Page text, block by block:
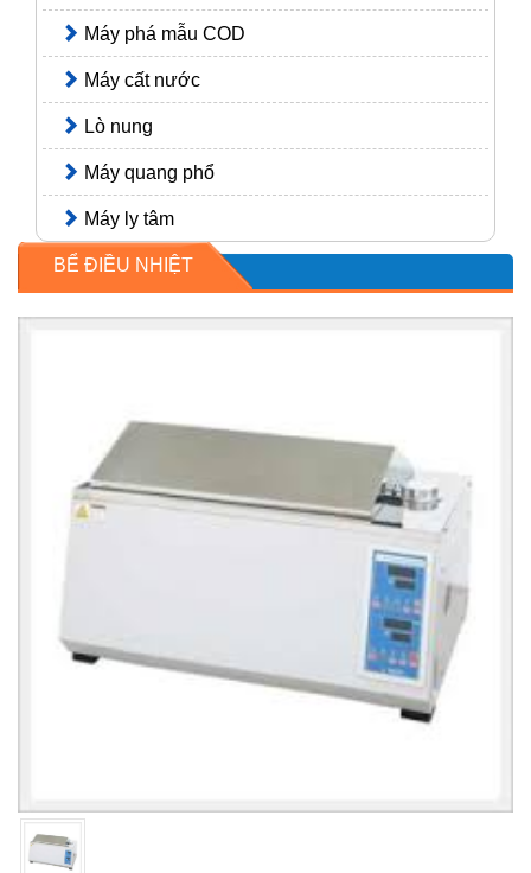
Máy phá mẫu COD
Máy cất nước
Lò nung
Máy quang phổ
Máy ly tâm
BỂ ĐIỀU NHIỆT